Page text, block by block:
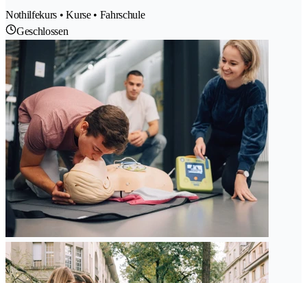
Nothilfekurs • Kurse • Fahrschule
Geschlossen